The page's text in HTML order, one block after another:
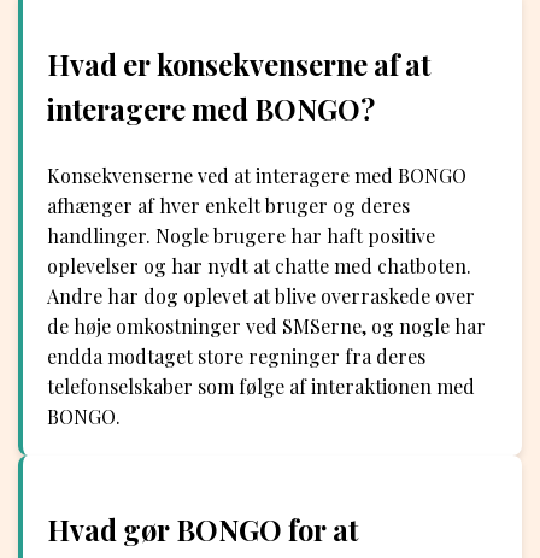
Hvad er konsekvenserne af at
interagere med BONGO?
Konsekvenserne ved at interagere med BONGO
afhænger af hver enkelt bruger og deres
handlinger. Nogle brugere har haft positive
oplevelser og har nydt at chatte med chatboten.
Andre har dog oplevet at blive overraskede over
de høje omkostninger ved SMSerne, og nogle har
endda modtaget store regninger fra deres
telefonselskaber som følge af interaktionen med
BONGO.
Hvad gør BONGO for at